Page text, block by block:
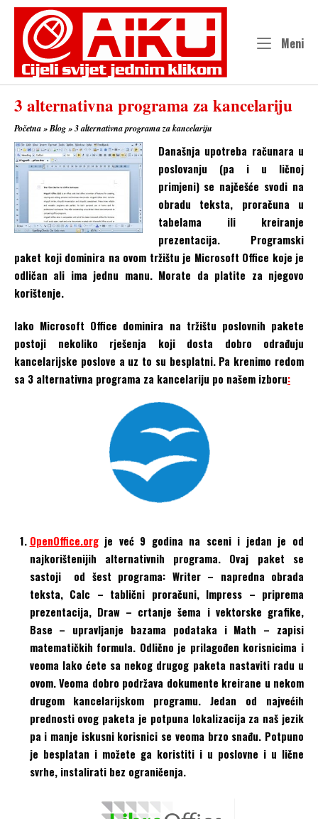
Skip
content
Meni
3 alternativna programa za kancelariju
Početna»Blog»3 alternativna programa za kancelariju
Današnja upotreba računara u
poslovanju (pa i u ličnoj
primjeni) se najčešće svodi na
obradu teksta, proračuna u
tabelama ili kreiranje
prezentacija. Programski
paket koji dominira na ovom tržištu je Microsoft Office koje je
odličan ali ima jednu manu. Morate da platite za njegovo
korištenje.
Iako Microsoft Office dominira na tržištu poslovnih pakete
postoji nekoliko rješenja koji dosta dobro odrađuju
kancelarijske poslove a uz to su besplatni. Pa krenimo redom
sa 3 alternativna programa za kancelariju po našem izboru:
OpenOffice.orgje već 9 godina na sceni i jedan je od
najkorištenijih alternativnih programa. Ovaj paket se
sastoji od šest programa: Writer – napredna obrada
teksta, Calc – tablični proračuni, Impress – priprema
prezentacija, Draw – crtanje šema i vektorske grafike,
Base – upravljanje bazama podataka i Math – zapisi
matematičkih formula. Odlično je prilagođen korisnicima i
veoma lako ćete sa nekog drugog paketa nastaviti radu u
ovom. Veoma dobro podržava dokumente kreirane u nekom
drugom kancelarijskom programu. Jedan od najvećih
prednosti ovog paketa je potpuna lokalizacija za naš jezik
pa i manje iskusni korisnici se veoma brzo snađu. Potpuno
je besplatan i možete ga koristiti i u poslovne i u lične
svrhe, instalirati bez ograničenja.